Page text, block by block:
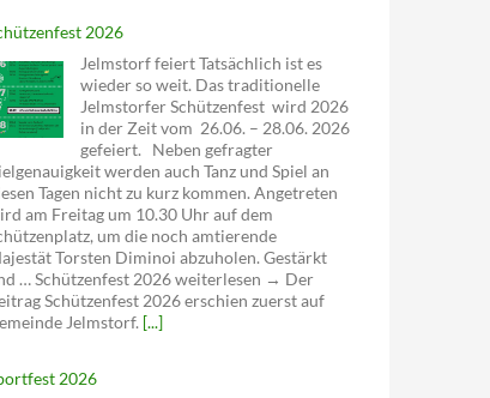
2026
Jelmstorf feiert Tatsächlich ist es
wieder so weit. Das traditionelle
Jelmstorfer Schützenfest wird 2026
in der Zeit vom 26.06. – 28.06. 2026
gefeiert. Neben gefragter
werden auch Tanz und Spiel an
Tagen nicht zu kurz kommen. Angetreten
am Freitag um 10.30 Uhr auf dem
um die noch amtierende
Torsten Diminoi abzuholen. Gestärkt
… Schützenfest 2026 weiterlesen → Der
Schützenfest 2026 erschien zuerst auf
Jelmstorf. [...]
2026